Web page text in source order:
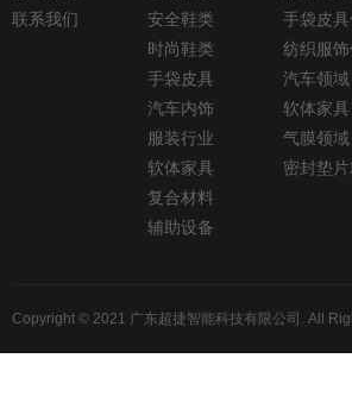
联系我们
安全鞋类
时尚鞋类
手袋皮具
汽车内饰
服装行业
软体家具
复合材料
辅助设备
手袋皮
纺织服
汽车领域
软体家具
气膜领域
密封垫
Copyright © 2021 广东超捷智能科技有限公司. All